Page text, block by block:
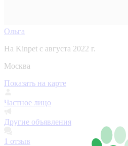
Ольга
На Kinpet c августа 2022 г.
Москва
Показать на карте
Частное лицо
Другие объявления
1 отзыв